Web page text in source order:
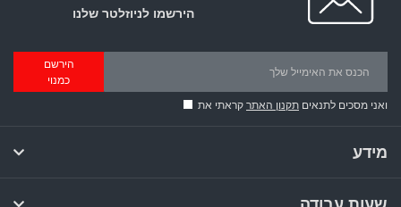
הירשמו לניוזלטר שלנו
הירשם
כמנוי
ואני מסכים לתנאים תקנון האתרקראתי את
מידע